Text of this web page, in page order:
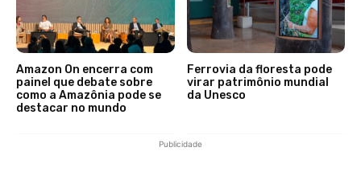
Amazon On encerra com
painel que debate sobre
como a Amazônia pode se
destacar no mundo
Ferrovia da floresta pode
virar patrimônio mundial
da Unesco
Publicidade